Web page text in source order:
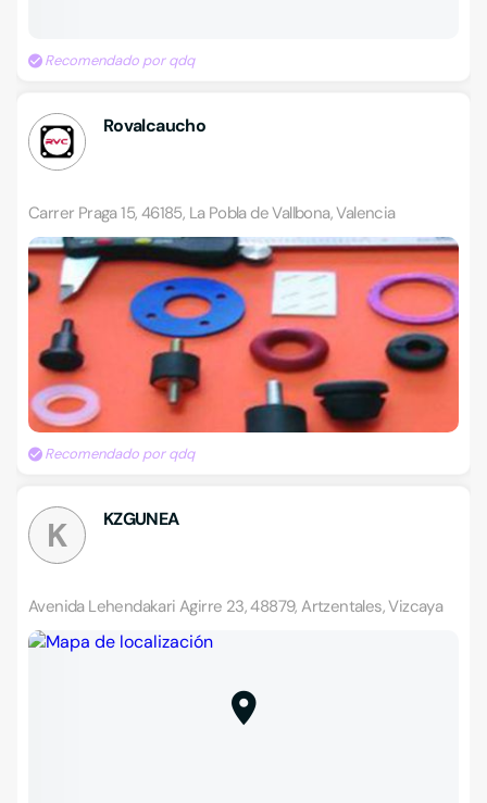
Recomendado por qdq
Rovalcaucho
Carrer Praga 15, 46185, La Pobla de Vallbona, Valencia
Recomendado por qdq
K KZGUNEA
Avenida Lehendakari Agirre 23, 48879, Artzentales, Vizcaya